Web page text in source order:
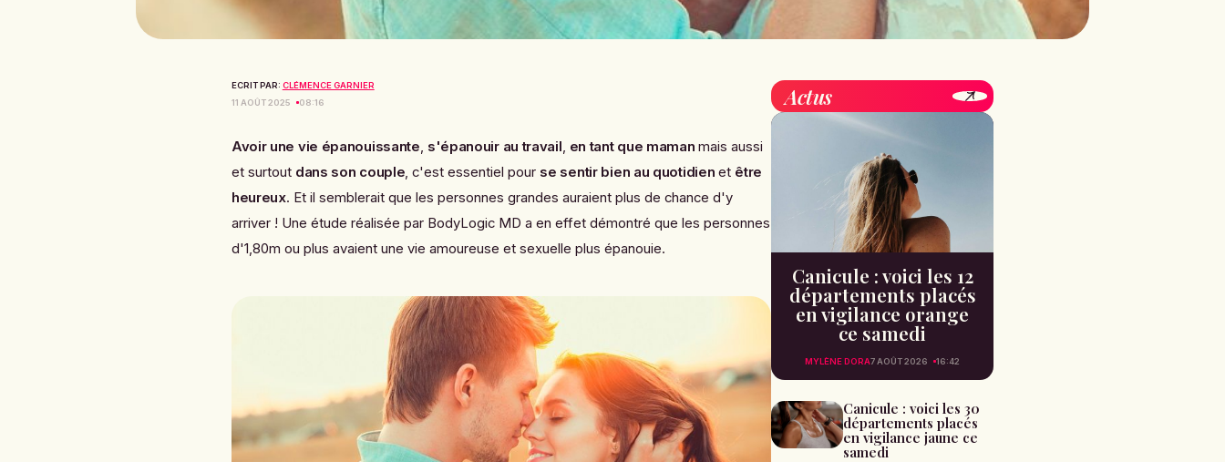
ECRIT PAR: CLÉMENCE GARNIER
11 AOÛT 2025
08:16
Avoir une vie épanouissante, s'épanouir au travail , en tant que maman mais aussi
et surtout dans son couple, c'est essentiel pour se sentir bien au quotidien et être
heureux. Et il semblerait que les personnes grandes auraient plus de chance d'y
arriver ! Une étude réalisée par BodyLogic MD a en effet démontré que les personnes
d'1,80m ou plus avaient une vie amoureuse et sexuelle plus épanouie.
Actus
Canicule : voici les 12
départements placés
en vigilance orange
ce samedi
MYLÈNE DORA7 AOÛT 2026 16:42
Canicule : voici les 30
départements placés
en vigilance jaune ce
samedi